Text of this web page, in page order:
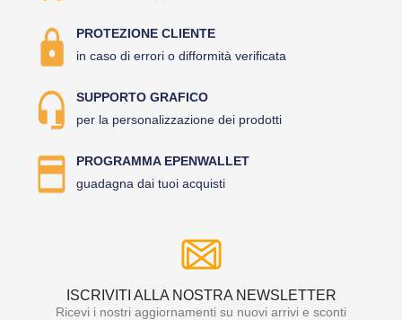
PROTEZIONE CLIENTE
in caso di errori o difformità verificata
SUPPORTO GRAFICO
per la personalizzazione dei prodotti
PROGRAMMA EPENWALLET
guadagna dai tuoi acquisti
ISCRIVITI ALLA NOSTRA NEWSLETTER
Ricevi i nostri aggiornamenti su nuovi arrivi e sconti